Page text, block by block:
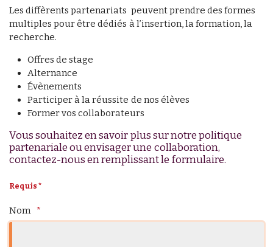
Les diffèrents partenariats peuvent prendre des formes
multiples pour être dédiés à l’insertion, la formation, la
recherche.
Offres de stage
Alternance
Évènements
Participer à la réussite de nos élèves
Former vos collaborateurs
Vous souhaitez en savoir plus sur notre politique
partenariale ou envisager une collaboration,
contactez-nous en remplissant le formulaire.
Requis *
Nom